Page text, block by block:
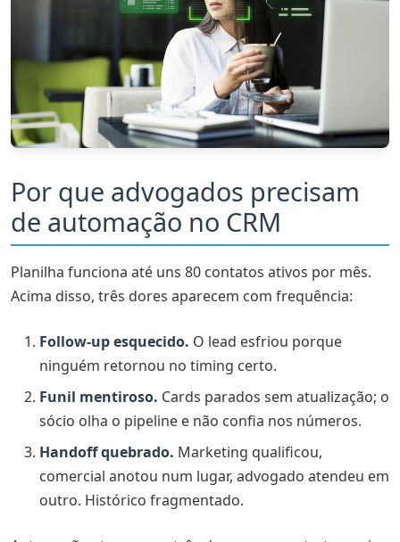
Por que advogados precisam
de automação no CRM
Planilha funciona até uns 80 contatos ativos por mês.
Acima disso, três dores aparecem com frequência:
Follow-up esquecido. O lead esfriou porque
ninguém retornou no timing certo.
Funil mentiroso. Cards parados sem atualização; o
sócio olha o pipeline e não confia nos números.
Handoff quebrado. Marketing qualificou,
comercial anotou num lugar, advogado atendeu em
outro. Histórico fragmentado.